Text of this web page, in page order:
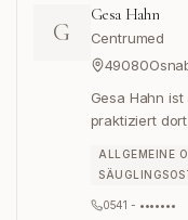
G
Gesa Hahn
Centrumed
49080
Gesa Hahn
praktiziert
ALLGEMEINE
0541 - •••••••